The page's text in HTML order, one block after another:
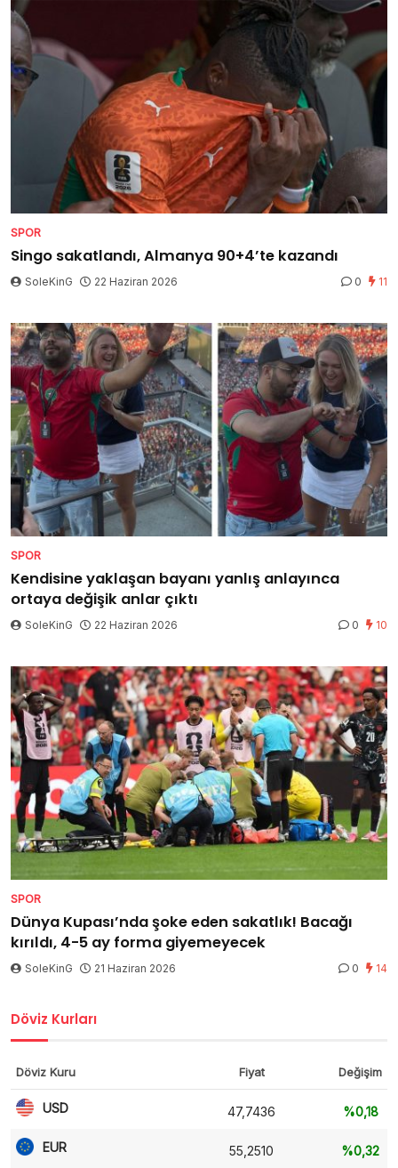
SPOR
Singo sakatlandı, Almanya 90+4’te kazandı
SoleKinG 22 Haziran 2026 0 11
SPOR
Kendisine yaklaşan bayanı yanlış anlayınca
ortaya değişik anlar çıktı
SoleKinG 22 Haziran 2026 0 10
SPOR
Dünya Kupası’nda şoke eden sakatlık! Bacağı
kırıldı, 4-5 ay forma giyemeyecek
SoleKinG 21 Haziran 2026 0 14
Döviz Kurları
Döviz Kuru Fiyat Değişim
USD 47,7436 %0,18
EUR 55,2510 %0,32